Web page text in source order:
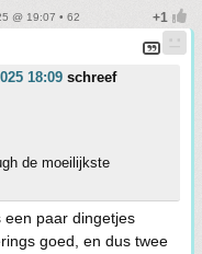
@ 19:07 • 62
18:09 schreef
de moeilijkste
een paar dingetjes
goed, en dus twee